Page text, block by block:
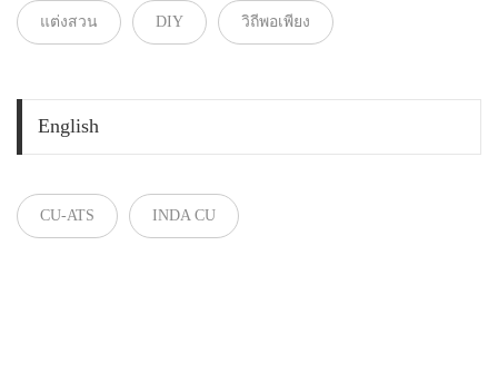
แต่งสวน DIY วิถีพอเพียง
English
CU-ATS INDA CU